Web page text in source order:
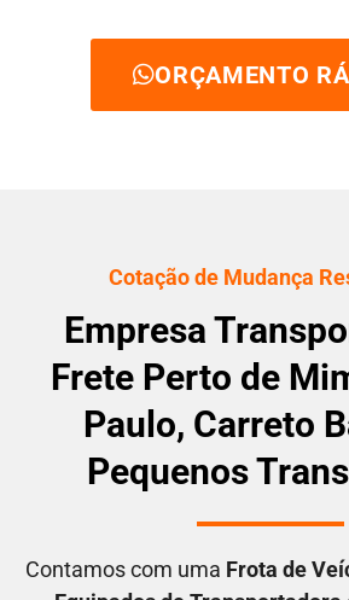
ORÇAMENTO
Cotação de Mudança
Empresa
Frete Perto de
Paulo, Carreto
Pequenos
Contamos com uma Frota de